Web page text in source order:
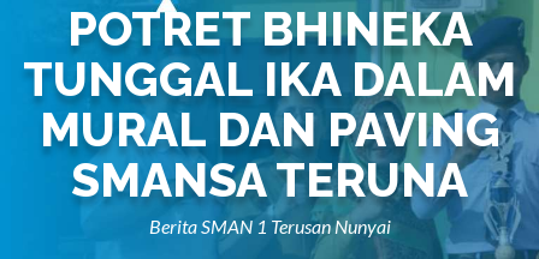
POTRET BHINEKA
TUNGGAL IKA DALAM
MURAL DAN PAVING
SMANSA TERUNA
Berita SMAN 1 Terusan Nunyai